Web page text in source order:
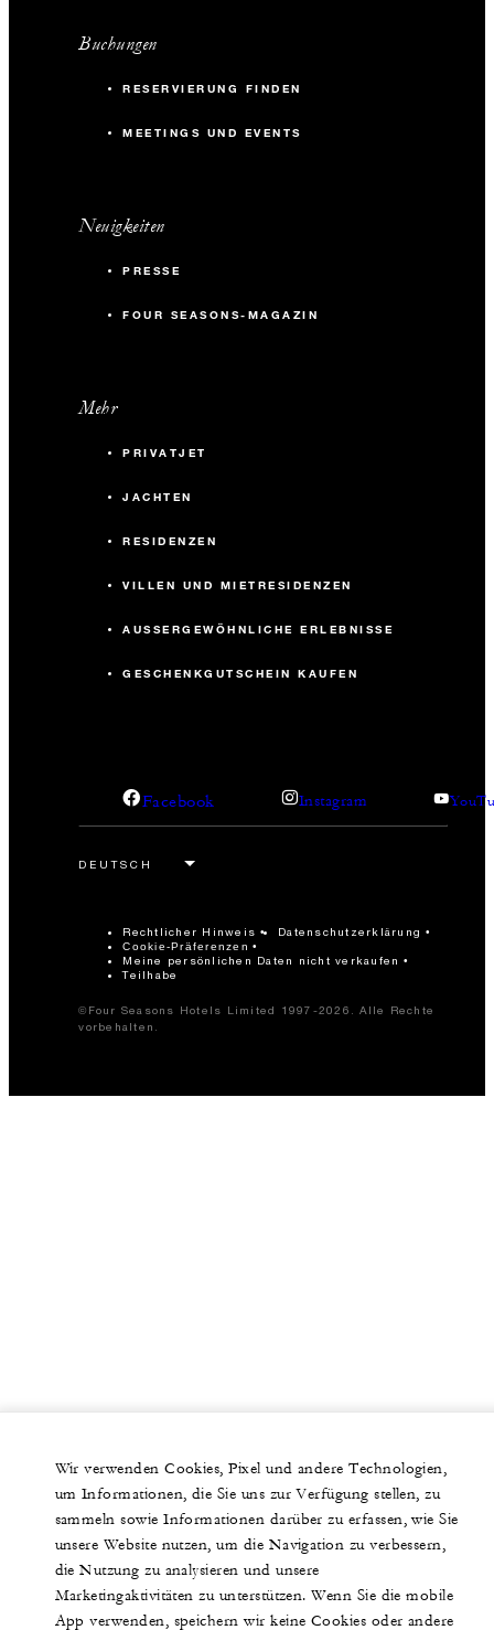
Buchungen
RESERVIERUNG FINDEN
MEETINGS UND EVENTS
Neuigkeiten
PRESSE
FOUR SEASONS-MAGAZIN
Mehr
PRIVATJET
JACHTEN
RESIDENZEN
VILLEN UND MIETRESIDENZEN
AUSSERGEWÖHNLICHE ERLEBNISSE
GESCHENKGUTSCHEIN KAUFEN
Facebook Instagram
Rechtlicher Hinweis Datenschutzerklärung
Cookie-Präferenzen
Meine persönlichen Daten nicht verkaufen
Teilhabe
©Four Seasons Hotels Limited 1997-2026. Alle Rechte
vorbehalten.
Wir verwenden Cookies, Pixel und andere Technologien,
um Informationen, die Sie uns zur Verfügung stellen, zu
sammeln sowie Informationen darüber zu erfassen, wie Sie
unsere Website nutzen, um die Navigation zu verbessern,
die Nutzung zu analysieren und unsere
Marketingaktivitäten zu unterstützen. Wenn Sie die mobile
App verwenden, speichern wir keine Cookies oder andere